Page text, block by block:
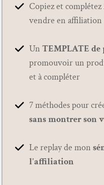
Copiez et complétez
vendre en affiliation
Un TEMPLATE de
promouvoir un
et à compléter
7 méthodes pour
sans montrer son
Le replay de mon
l'affiliation